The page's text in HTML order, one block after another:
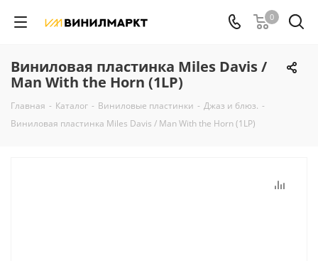
0
Виниловая пластинка Miles Davis /
Man With the Horn (1LP)
Главная - Каталог - Виниловые пластинки - Джаз и блюз. -
Виниловая пластинка Miles Davis / Man With the Horn (1LP)